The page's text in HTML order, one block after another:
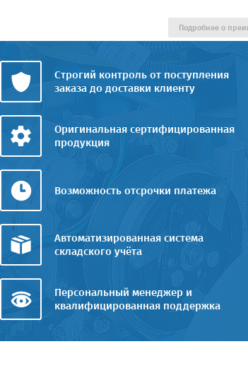
Строгий контроль от поступления
заказа до доставки клиенту
Оригинальная сертифицированная
продукция
Возможность отсрочки платежа
Автоматизированная система
складского учёта
Персональный менеджер и
квалифицированная поддержка
Подробнее о